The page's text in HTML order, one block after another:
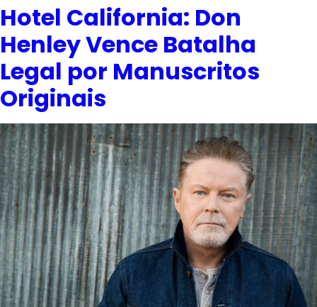
Hotel California: Don
Henley Vence Batalha
Legal por Manuscritos
Originais